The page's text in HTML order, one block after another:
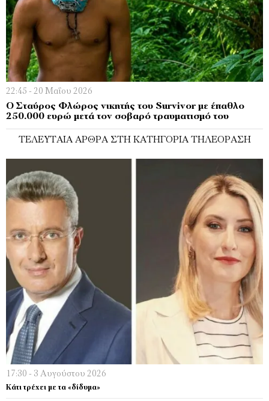
22:45 - 20 Μαΐου 2026
Ο Σταύρος Φλώρος νικητής του Survivor με έπαθλο
250.000 ευρώ μετά τον σοβαρό τραυματισμό του
ΤΕΛΕΥΤΑΊΑ ΆΡΘΡΑ ΣΤΗ ΚΑΤΗΓΟΡΊΑ ΤΗΛΕΌΡΑΣΗ
17:30 - 3 Αυγούστου 2026
Κάτι τρέχει µε τα «δίδυµα»